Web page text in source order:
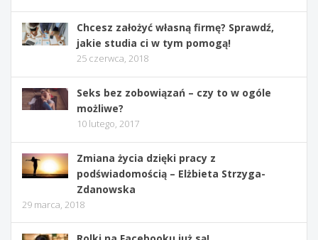
Chcesz założyć własną firmę? Sprawdź,
jakie studia ci w tym pomogą!
25 czerwca, 2018
Seks bez zobowiązań – czy to w ogóle
możliwe?
10 lutego, 2017
Zmiana życia dzięki pracy z
podświadomością – Elżbieta Strzyga-
Zdanowska
29 marca, 2018